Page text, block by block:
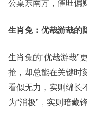
公桌东南方，催旺偏
生肖兔：优哉游哉的
生肖兔的“优哉游哉”
抢，却总能在关键时
看似无力，实则绵长
为“消极”，实则暗藏锋